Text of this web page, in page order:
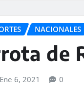
NACIONALES
de
Ene 6, 2021 0